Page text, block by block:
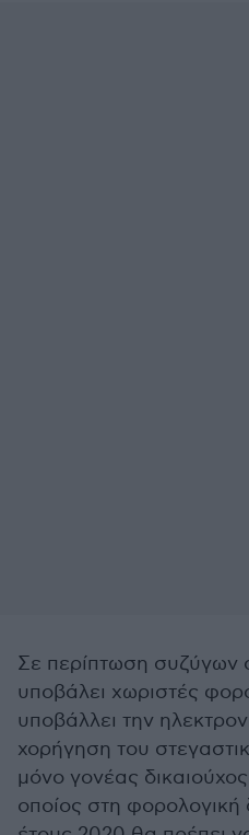
Σε περίπτωση συζύγων
υποβάλει χωριστές
υποβάλλει την
χορήγηση του
μόνο γονέας
οποίος στη φορολογική